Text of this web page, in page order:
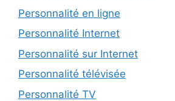
Personnalité en ligne
Personnalité Internet
Personnalité sur Internet
Personnalité télévisée
Personnalité TV